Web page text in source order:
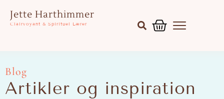
indholdet
Jette Harthimmer
Clairvoyant & Spirituel Lærer
Blog
Artikler og inspiration